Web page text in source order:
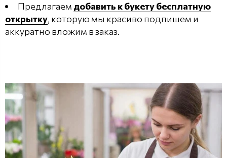
Предлагаем добавить к букету бесплатную
открытку, которую мы красиво подпишем и
аккуратно вложим в заказ.